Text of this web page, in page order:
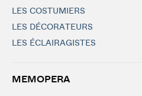
LES COSTUMIERS
LES DÉCORATEURS
LES ÉCLAIRAGISTES
MEMOPERA